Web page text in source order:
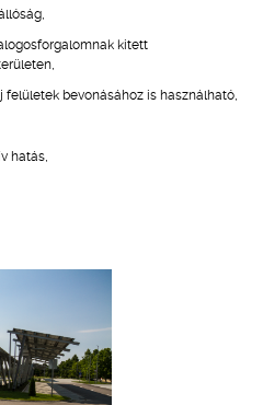
kitett
felületek bevonásához is használható,
hatás,